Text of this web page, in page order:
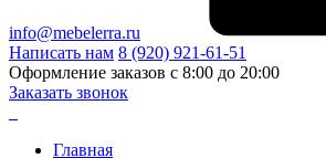
info@mebelerra.ru
Написать нам 8 (920) 921-61-51
Оформление заказов с 8:00 до 20:00
Заказать звонок
Главная